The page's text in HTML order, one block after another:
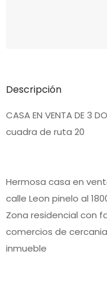
Descripción
CASA EN VENTA DE 3
cuadra de ruta 20
Hermosa casa en
calle Leon pinelo al
Zona residencial con
comercios de
inmueble